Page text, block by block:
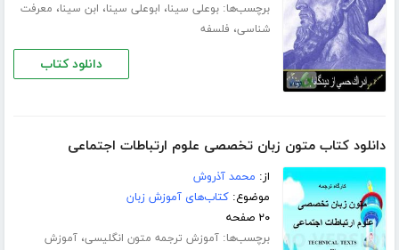
برچسب‌ها:بوعلی سینا، ابوعلی سینا، ابن سینا، معرفت
شناسى، فلسفه
دانلود کتاب
دانلود کتاب متون زبان تخصصی علوم ارتباطات اجتماعی
از: محمد آذروش
موضوع:کتاب‌های آموزش زبان
۲۰ صفحه
برچسب‌ها:آموزش ترجمه متون انگلیسی،آموزش